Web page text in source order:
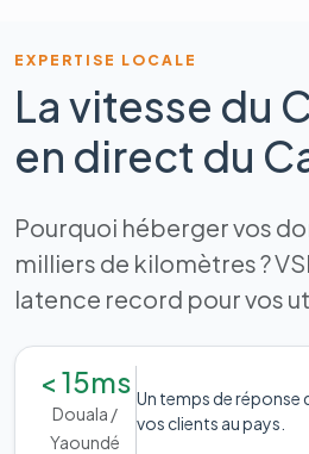
EXPERTISE LOCALE
La vitesse du
en direct du
Pourquoi héberger vos
milliers de kilomètres ?
latence record pour vos
< 15ms
Douala /
Yaoundé
Un temps de
vos clients au pays.